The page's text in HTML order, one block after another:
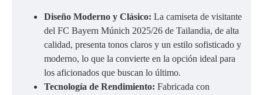
Diseño Moderno y Clásico: La camiseta de visitante
del FC Bayern Múnich 2025/26 de Tailandia, de alta
calidad, presenta tonos claros y un estilo sofisticado y
moderno, lo que la convierte en la opción ideal para
los aficionados que buscan lo último.
Tecnología de Rendimiento: Fabricada con